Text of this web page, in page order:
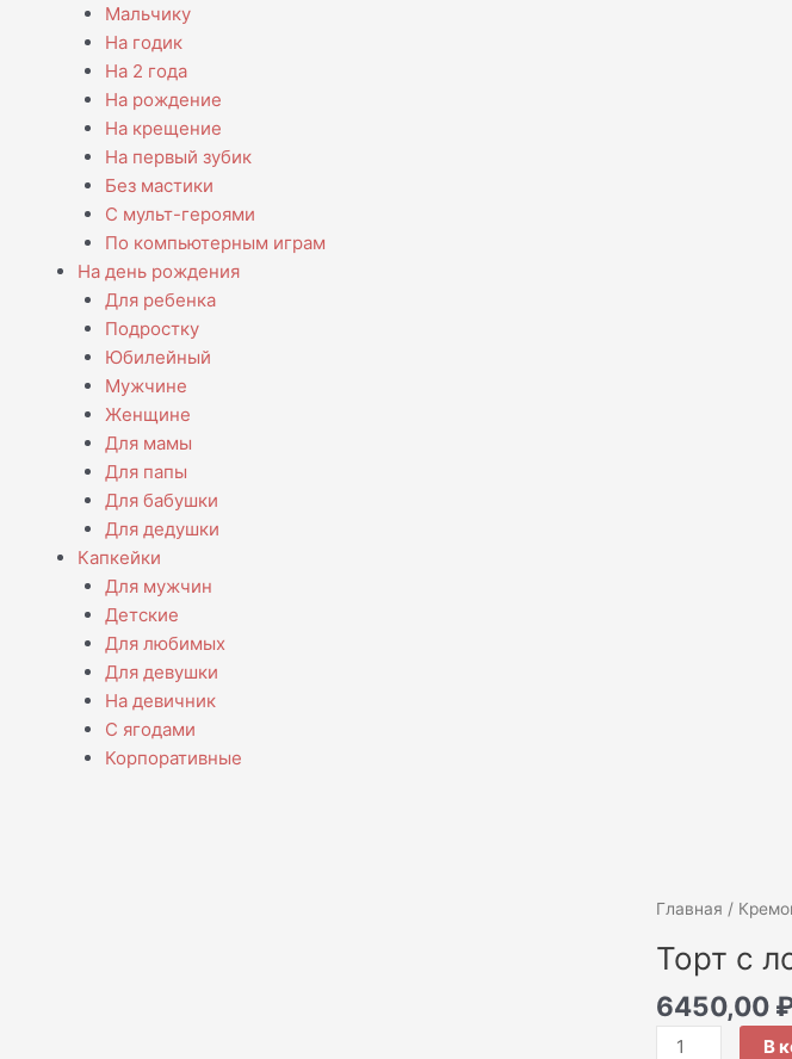
Мальчику
На годик
На 2 года
На рождение
На крещение
На первый зубик
Без мастики
С мульт-героями
По компьютерным играм
На день рождения
Для ребенка
Подростку
Юбилейный
Мужчине
Женщине
Для мамы
Для папы
Для бабушки
Для дедушки
Капкейки
Для мужчин
Детские
Для любимых
Для девушки
На девичник
С ягодами
Корпоративные
Главная /
Торт с
6450,00
Количество
Торт
с
логотипом
В